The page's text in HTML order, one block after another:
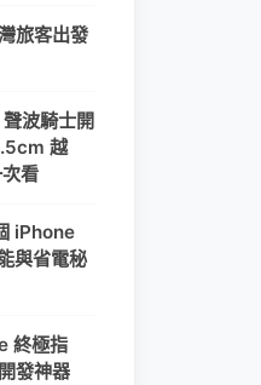
旅客出發
波騎士開
越
看
iPhone
與省電秘
終極指
發神器